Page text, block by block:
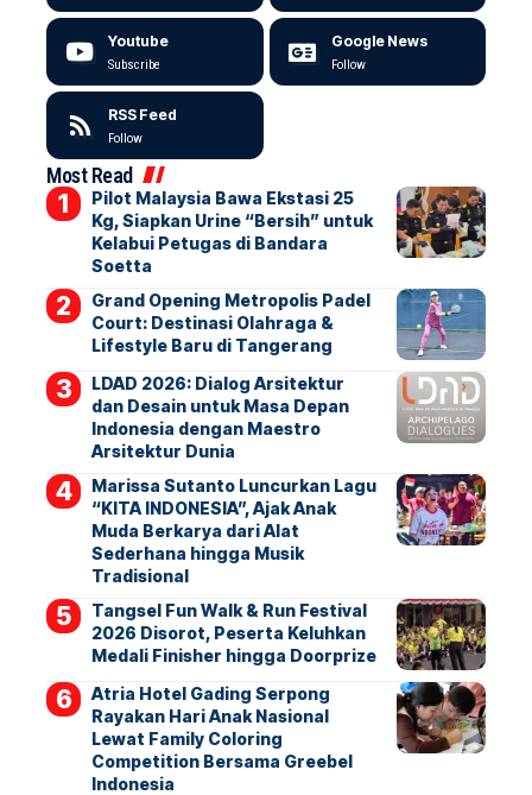
Youtube
Subscribe
Google News
Follow
RSS Feed
Follow
Most Read
Pilot Malaysia Bawa Ekstasi 25
Kg, Siapkan Urine “Bersih” untuk
Kelabui Petugas di Bandara
Soetta
Grand Opening Metropolis Padel
Court: Destinasi Olahraga &
Lifestyle Baru di Tangerang
LDAD 2026: Dialog Arsitektur
dan Desain untuk Masa Depan
Indonesia dengan Maestro
Arsitektur Dunia
Marissa Sutanto Luncurkan Lagu
“KITA INDONESIA”, Ajak Anak
Muda Berkarya dari Alat
Sederhana hingga Musik
Tradisional
Tangsel Fun Walk & Run Festival
2026 Disorot, Peserta Keluhkan
Medali Finisher hingga Doorprize
Atria Hotel Gading Serpong
Rayakan Hari Anak Nasional
Lewat Family Coloring
Competition Bersama Greebel
Indonesia